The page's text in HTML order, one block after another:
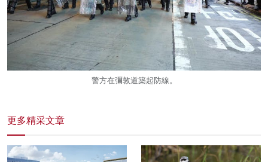
警方在彌敦道築起防線。
更多精采文章